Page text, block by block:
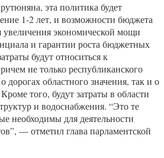
эта политика будет
1-2 лет, и возможности бюджета
увеличения экономической мощи
и гарантии роста бюджетных
будут относиться к
не только республиканского
дорогах областного значения, так и о
того, будут затраты в области
и водоснабжения. “Это те
необходимы для деятельности
— отметил глава парламентской